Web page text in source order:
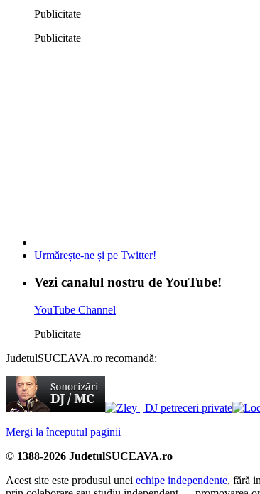
Publicitate
Publicitate
Urmărește-ne și pe Twitter!
Vezi canalul nostru de YouTube!
YouTube Channel
Publicitate
JudetulSUCEAVA.ro recomandă:
Mergi la începutul paginii
© 1388-2026 JudetulSUCEAVA.ro
Acest site este produsul unei echipe independente, fără